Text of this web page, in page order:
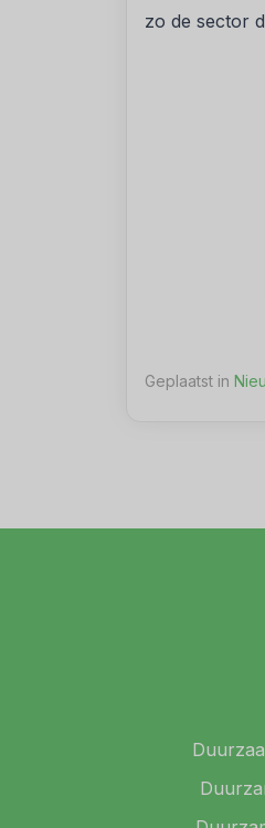
zo de sector
Geplaatst in